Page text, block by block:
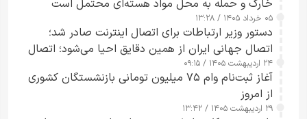
خارک و حمله به محل مواد هسته‌ای محتمل است
۰۵ خرداد ۱۴۰۵ / ۱۳:۲۸
دستور وزیر ارتباطات برای اتصال اینترنت صادر شد؛
اتصال جهانی ایران از همین دقایق احیا می‌شود؛ اتصال
کامل مردم تا ۲۴ ساعت آینده
۲۴ اردیبهشت ۱۴۰۵ / ۰۹:۱۵
آغاز ثبت‌نام وام ۷۵ میلیون تومانی بازنشستگان کشوری
از امروز
۲۹ اردیبهشت ۱۴۰۵ / ۱۳:۴۲